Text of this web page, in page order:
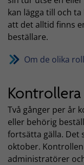
kan lägga till och
att det alltid finns
beställare.
Om de olika
Två gånger per år
eller behörig
fortsätta gälla. Det
oktober.
administratörer